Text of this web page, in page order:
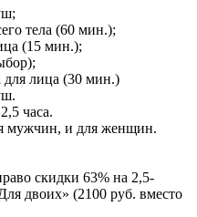
тела (60 мин.);
(15 мин.);
лица (30 мин.)
часа.
мужчин, и для женщин.
скидки 63% на 2,5-
двоих» (2100 руб. вместо